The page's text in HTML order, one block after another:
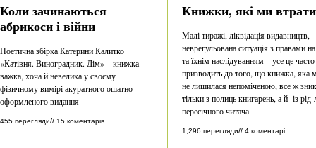
Коли зачинаються
абрикоси і війни
Поетична збірка Катерини Калитко
«Катівня. Виноградник. Дім» – книжка
важка, хоча й невелика у своєму
фізичному вимірі акуратного ошатно
оформленого видання
455 перегляди// 15 коментарів
Книжки, які ми
Малі тиражі, ліквідація видавництв,
неврегульована ситуація з правами
та їхнім наслідуванням – усе це часто
призводить до того, що книжка, яка
не лишилася непоміченою, все ж
тільки з полиць книгарень, а й із рід-
пересічного читача
1,296 перегляди// 4 коментарі